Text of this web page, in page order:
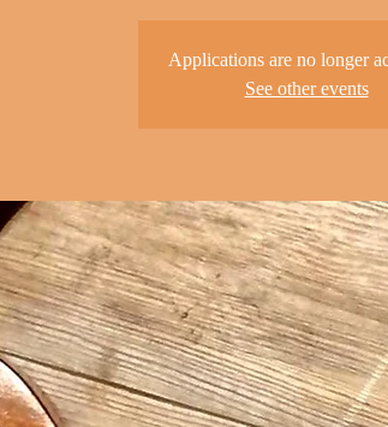
Applications are no longer
See other events